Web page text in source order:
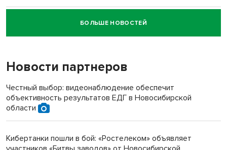
Новосибирский суд наказал водителя за смерть
пенсионерки на вокзале
«Мы живём на пастбище!»: в новосибирском селе лошади
терроризируют жителей
Инвалид получил условный срок за избиение врачей
протезом под Новосибирском
Новосибирский преподаватель с женой вошли в топ-16
БОЛЬШЕ НОВОСТЕЙ
Новости партнеров
Честный выбор: видеонаблюдение обеспечит
объективность результатов ЕДГ в Новосибирской
области
Кибертанки пошли в бой: «Ростелеком» объявляет